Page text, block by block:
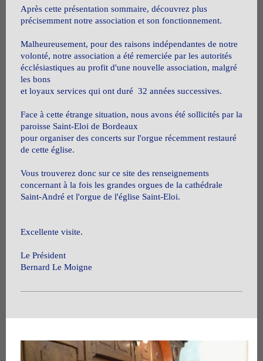
Après cette présentation sommaire, découvrez plus
précisemment notre association et son fonctionnement.
Malheureusement, pour des raisons indépendantes de notre
volonté, notre association a été remerciée par les autorités
écclésiastiques au profit d'une nouvelle association, malgré
les bons
et loyaux services qui ont duré 32 années successives.
Face à cette étrange situation, nous avons été sollicités par la
paroisse Saint-Eloi de Bordeaux
pour organiser des concerts sur l'orgue récemment restauré
de cette église.
Vous trouverez donc sur ce site des renseignements
concernant à la fois les grandes orgues de la cathédrale
Saint-André et l'orgue de l'église Saint-Eloi.
Excellente visite.
Le Président
Bernard Le Moigne